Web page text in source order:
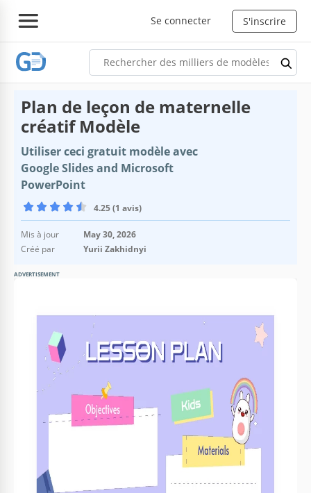
Se connecter S'inscrire
Plan de leçon de maternelle
créatif Modèle
Utiliser ceci gratuit modèle avec
Google Slides and Microsoft
PowerPoint
4.25 (1 avis)
Mis à jour
May 30, 2026
Créé par
Yurii Zakhidnyi
ADVERTISEMENT